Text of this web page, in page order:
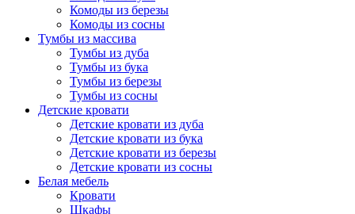
Комоды из березы
Комоды из сосны
Тумбы из массива
Тумбы из дуба
Тумбы из бука
Тумбы из березы
Тумбы из сосны
Детские кровати
Детские кровати из дуба
Детские кровати из бука
Детские кровати из березы
Детские кровати из сосны
Белая мебель
Кровати
Шкафы